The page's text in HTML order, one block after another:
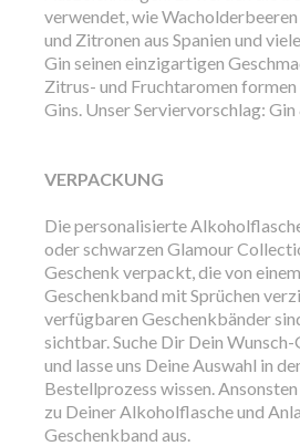
verwendet, wie
und Zitronen aus Spanien und
Gin seinen einzigartigen
Zitrus- und Fruchtaromen formen
Gins. Unser Serviervorschlag:
VERPACKUNG
Die personalisierte
oder schwarzen Glamour
Geschenk verpackt, die von
Geschenkband mit Sprüchen
verfügbaren Geschenkbänder
sichtbar. Suche Dir Dein Wunsch-
und lasse uns Deine Auswahl in
Bestellprozess wissen.
zu Deiner Alkoholflasche und
Geschenkband aus.